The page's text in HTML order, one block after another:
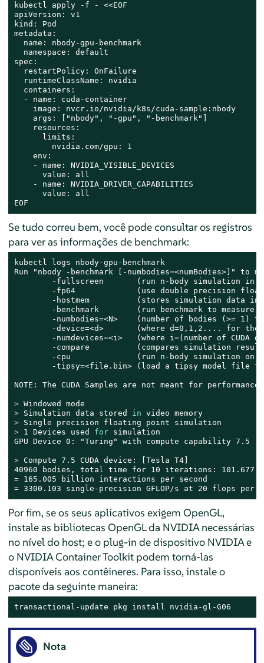
kubectl apply -f - <<EOF
apiVersion: v1
kind: Pod
metadata:
  name: nbody-gpu-benchmark
  namespace: default
spec:
  restartPolicy: OnFailure
  runtimeClassName: nvidia
  containers:
  - name: cuda-container
    image: nvcr.io/nvidia/k8s/cuda-sample:nbody
    args: ["nbody", "-gpu", "-benchmark"]
    resources:
      limits:
        nvidia.com/gpu: 1
    env:
    - name: NVIDIA_VISIBLE_DEVICES
      value: all
    - name: NVIDIA_DRIVER_CAPABILITIES
      value: all
EOF
Se tudo correu bem, você pode consultar os registros
para ver as informações de benchmark:
kubectl logs nbody-gpu-benchmark
Run "nbody -benchmark [-numbodies=<numBodies>]" to
> Windowed mode
> Simulation data stored in video memory
> Single precision floating point simulation
> 1 Devices used for simulation
> Compute 7.5 CUDA device: [Tesla T4]
40960 bodies, total time for 10 iterations: 101.677
= 165.005 billion interactions per second
= 3300.103 single-precision GFLOP/s at 20 flops per
Por fim, se os seus aplicativos exigem OpenGL,
instale as bibliotecas OpenGL da NVIDIA necessárias
no nível do host; e o plug-in de dispositivo NVIDIA e
o NVIDIA Container Toolkit podem torná-las
disponíveis aos contêineres. Para isso, instale o
pacote da seguinte maneira:
transactional-update pkg install nvidia-gl-G06
Nota